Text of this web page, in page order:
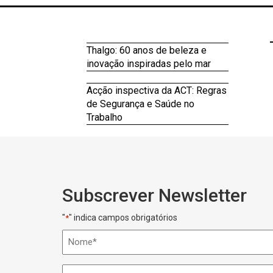
Thalgo: 60 anos de beleza e
inovação inspiradas pelo mar
Acção inspectiva da ACT: Regras
de Segurança e Saúde no
Trabalho
Subscrever Newsletter
"*" indica campos obrigatórios
Nome